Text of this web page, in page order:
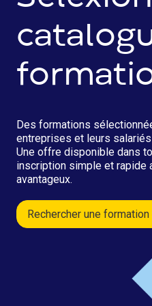
Des formations
entreprises et leurs
Une offre disponible dans
inscription simple et rapide
avantageux.
Rechercher une formation